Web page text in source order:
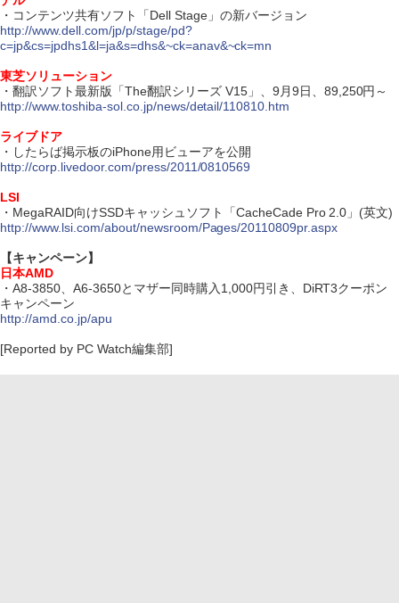
・コンテンツ共有ソフト「Dell Stage」の新バージョン
http://www.dell.com/jp/p/stage/pd?
c=jp&cs=jpdhs1&l=ja&s=dhs&~ck=anav&~ck=mn
東芝ソリューション
・翻訳ソフト最新版「The翻訳シリーズ V15」、9月9日、89,250円～
http://www.toshiba-sol.co.jp/news/detail/110810.htm
ライブドア
・したらば掲示板のiPhone用ビューアを公開
http://corp.livedoor.com/press/2011/0810569
LSI
・MegaRAID向けSSDキャッシュソフト「CacheCade Pro 2.0」(英文)
http://www.lsi.com/about/newsroom/Pages/20110809pr.aspx
【キャンペーン】
日本AMD
・A8-3850、A6-3650とマザー同時購入1,000円引き、DiRT3クーポン
キャンペーン
http://amd.co.jp/apu
[Reported by PC Watch編集部]